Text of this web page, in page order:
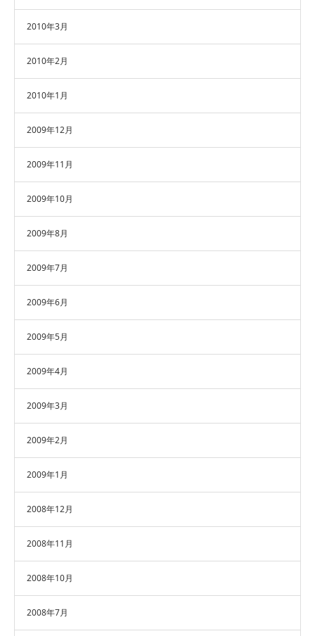
2010年3月
2010年2月
2010年1月
2009年12月
2009年11月
2009年10月
2009年8月
2009年7月
2009年6月
2009年5月
2009年4月
2009年3月
2009年2月
2009年1月
2008年12月
2008年11月
2008年10月
2008年7月